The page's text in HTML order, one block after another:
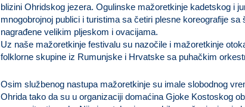
blizini Ohridskog jezera. Ogulinske mažoretkinje kadetskog i
mnogobrojnoj publici i turistima sa četiri plesne koreografije
nagrađene velikim pljeskom i ovacijama.
Uz naše mažoretkinje festivalu su nazočile i mažoretkinje
folklorne skupine iz Rumunjske i Hrvatske sa puhačkim
Osim službenog nastupa mažoretkinje su imale slobodnog
Ohrida tako da su u organizaciji domaćina Gjoke Kostoskog